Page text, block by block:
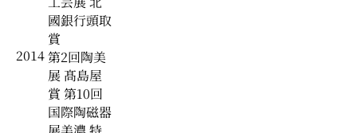
國銀行頭取
賞
2014第2回陶美
展 髙島屋
賞 第10回
国際陶磁器